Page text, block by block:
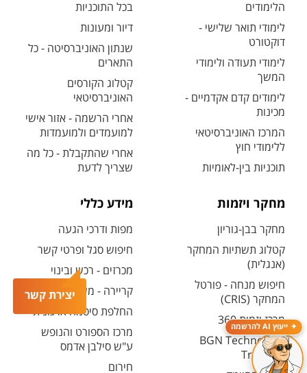
יצירת קשר
ייעוץ AI להרשמה
הלימודים
לימודי תואר שלישי -
דוקטורט
לימודי תעודה ולימודי
המשך
לימודים קדם אקדמיים -
מכינות
המרכז האוניברסיטאי
ללימודי חוץ
תוכניות בין-לאומיות
בכל התוכניות
דיור ומעונות
שנתון האוניברסיטה - כל
התארים
קטלוג הקורסים
האוניברסיטאי
אחרי הרשמה - אזור אישי
למועמדים ולמועמדות
אחרי שהתקבלת - כל מה
שצריך לדעת
מחקר ויזמות
מחקר בבן-גוריון
קטלוג תשתיות המחקר
(אנגלית)
חיפוש מנחה - פורטל
המחקר (CRIS)
מרכז יזמות 360
BGN Technology
Transfer
מידע כללי
מפות ודרכי הגעה
חיפוש סגל ופרטי קשר
מכרזים - רכש ובינוי
קריירה - משרות פתוחות
החלפת סיסמה ארגונית
מרכז הספורט והנופש
ע"ש סילבן אדמס
חירום